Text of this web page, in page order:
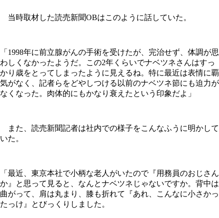
当時取材した読売新聞OBはこのように話していた。
「1998年に前立腺がんの手術を受けたが、完治せず、体調が思
わしくなかったようだ。この2年くらいでナベツネさんはすっ
かり歳をとってしまったように見えるね。特に最近は表情に覇
気がなく、記者らをどやしつける以前のナベツネ節にも迫力が
なくなった。肉体的にもかなり衰えたという印象だよ」
また、読売新聞記者は社内での様子をこんなふうに明かして
いた。
「最近、東京本社で小柄な老人がいたので『用務員のおじさん
か』と思って見ると、なんとナベツネじゃないですか。背中は
曲がって、肩は丸まり、膝も折れて『あれ、こんなに小さかっ
たっけ』とびっくりしました。